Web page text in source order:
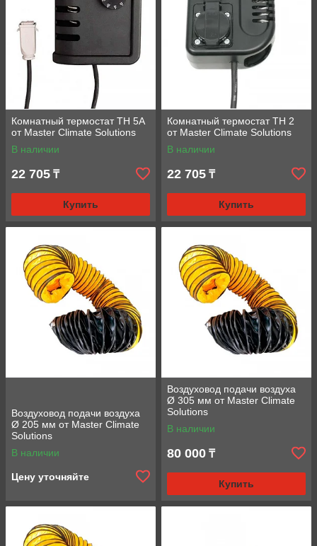
Комнатный термостат TH 5A
от Master Climate Solutions
В наличии
22 705 ₸
Купить
Комнатный термостат TH 2
от Master Climate Solutions
В наличии
22 705 ₸
Купить
Воздуховод подачи воздуха
Ø 205 мм от Master Climate
Solutions
В наличии
Цену уточняйте
Воздуховод подачи воздуха
Ø 305 мм от Master Climate
Solutions
В наличии
80 000 ₸
Купить